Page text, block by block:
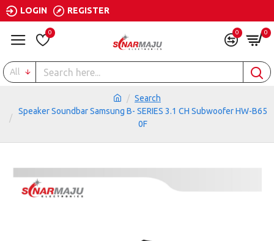
LOGIN REGISTER
0 0 0
All
Search
Speaker Soundbar Samsung B- SERIES 3.1 CH Subwoofer HW-B65
0F